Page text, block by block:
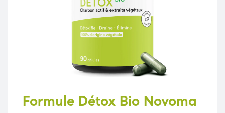
Formule Détox Bio Novoma